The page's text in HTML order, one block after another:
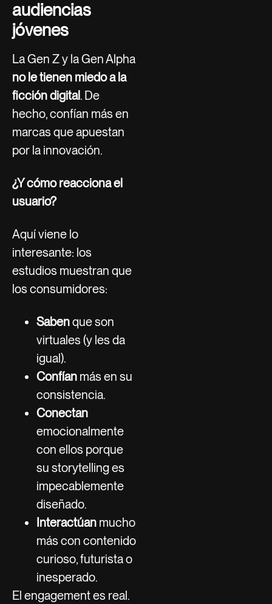
audiencias
jóvenes
La Gen Z y la Gen Alpha
no le tienen miedo a la
ficción digital. De
hecho, confían más en
marcas que apuestan
por la innovación.
¿Y cómo reacciona el
usuario?
Aquí viene lo
interesante: los
estudios muestran que
los consumidores:
Sabenque son
virtuales (y les da
igual).
Confían más en su
consistencia.
Conectan
emocionalmente
con ellos porque
su storytelling es
impecablemente
diseñado.
Interactúan mucho
más con contenido
curioso, futurista o
inesperado.
El engagement es real.